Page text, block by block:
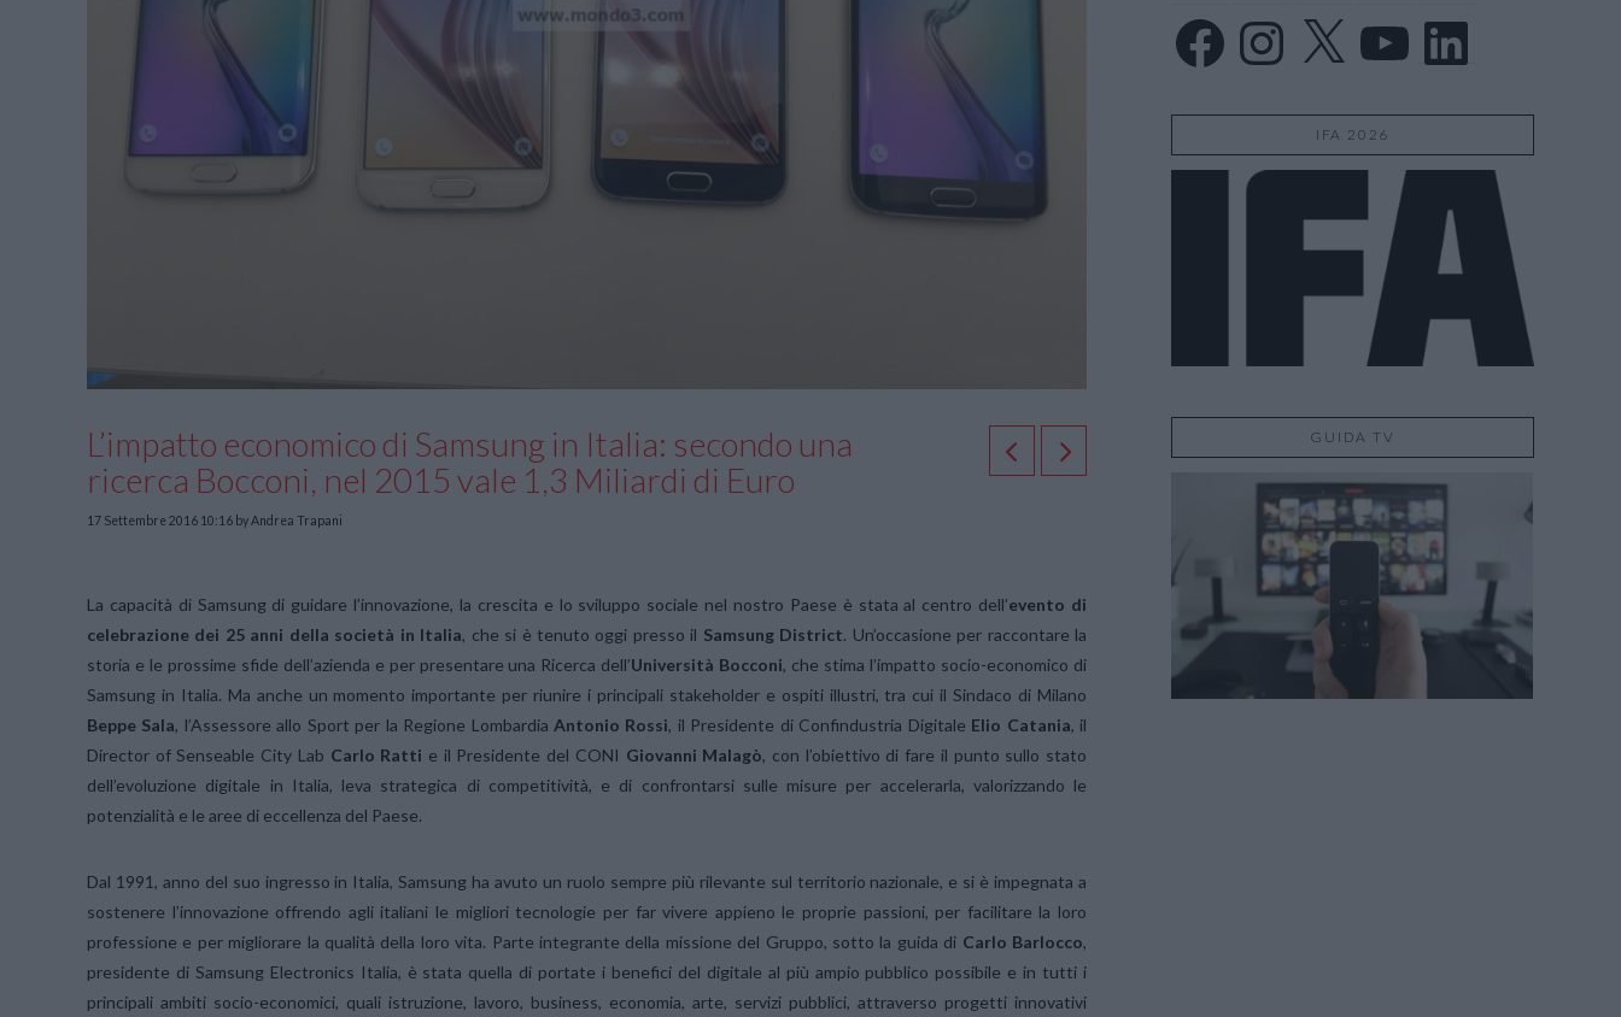
L’impatto economico di Samsung in Italia: secondo una
ricerca Bocconi, nel 2015 vale 1,3 Miliardi di Euro
17 Settembre 2016 10:16 by Andrea Trapani
La capacità di Samsung di guidare l’innovazione, la crescita e lo sviluppo sociale nel nostro Paese è stata al centro dell’evento di
celebrazione dei 25 anni della società in Italia, che si è tenuto oggi presso il Samsung District. Un’occasione per raccontare la
storia e le prossime sfide dell’azienda e per presentare una Ricerca dell’Università Bocconi, che stima l’impatto socio-economico di
Samsung in Italia. Ma anche un momento importante per riunire i principali stakeholder e ospiti illustri, tra cui il Sindaco di Milano
Beppe Sala, l’Assessore allo Sport per la Regione Lombardia Antonio Rossi, il Presidente di Confindustria Digitale Elio Catania, il
Director of Senseable City Lab Carlo Ratti e il Presidente del CONI Giovanni Malagò, con l’obiettivo di fare il punto sullo stato
dell’evoluzione digitale in Italia, leva strategica di competitività, e di confrontarsi sulle misure per accelerarla, valorizzando le
potenzialità e le aree di eccellenza del Paese.
Dal 1991, anno del suo ingresso in Italia, Samsung ha avuto un ruolo sempre più rilevante sul territorio nazionale, e si è impegnata a
sostenere l’innovazione offrendo agli italiani le migliori tecnologie per far vivere appieno le proprie passioni, per facilitare la loro
professione e per migliorare la qualità della loro vita. Parte integrante della missione del Gruppo, sotto la guida di Carlo Barlocco,
presidente di Samsung Electronics Italia, è stata quella di portate i benefici del digitale al più ampio pubblico possibile e in tutti i
principali ambiti socio-economici, quali istruzione, lavoro, business, economia, arte, servizi pubblici, attraverso progetti innovativi
Facebook Instagram YouTube LinkedIn
IFA 2026
GUIDA TV